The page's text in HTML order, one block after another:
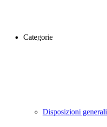
Categorie
Disposizioni generali